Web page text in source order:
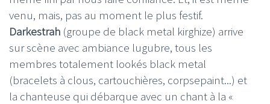
venu, mais, pas au moment le plus festif.
Darkestrah (groupe de black metal kirghize) arrive
sur scène avec ambiance lugubre, tous les
membres totalement lookés black metal
(bracelets à clous, cartouchières, corpsepaint...) et
la chanteuse qui débarque avec un chant à la «